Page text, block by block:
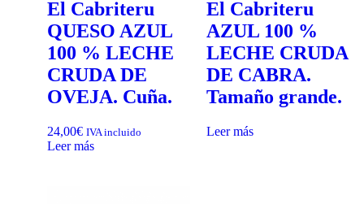
El Cabriteru
QUESO AZUL
100 % LECHE
CRUDA DE
OVEJA. Cuña.
24,00€ IVA incluido
Leer más
El Cabriteru
AZUL 100 %
LECHE CRUDA
DE CABRA.
Tamaño grande.
Leer más